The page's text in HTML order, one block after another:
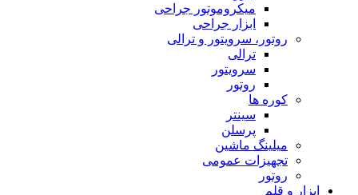
میکروموتور جراحی
ابزار جراحی
روتور، سرویتور و ترالی
ترالی
سرویتور
روتور
کوره ها
سینتر
پرسلن
میلینگ ماشین
تجهیزات عمومی
روتور
ابزار و قلم